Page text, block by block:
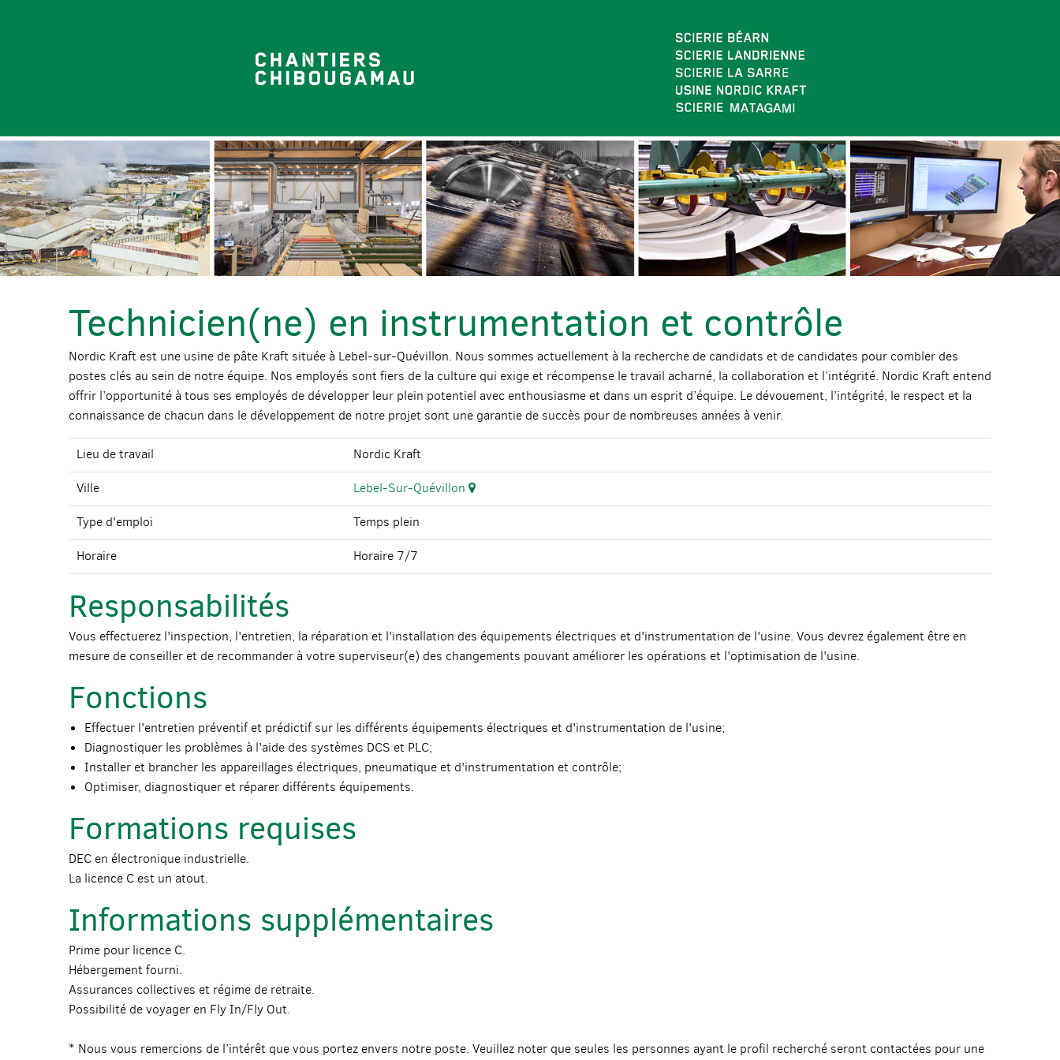
Technicien(ne) en instrumentation et contrôle
Nordic Kraft est une usine de pâte Kraft située à Lebel-sur-Quévillon. Nous sommes actuellement à la recherche de candidats et de candidates pour combler des
postes clés au sein de notre équipe. Nos employés sont fiers de la culture qui exige et récompense le travail acharné, la collaboration et l’intégrité. Nordic Kraft entend
offrir l’opportunité à tous ses employés de développer leur plein potentiel avec enthousiasme et dans un esprit d’équipe. Le dévouement, l’intégrité, le respect et la
connaissance de chacun dans le développement de notre projet sont une garantie de succès pour de nombreuses années à venir.
Lieu de travail Nordic Kraft
Ville Lebel-Sur-Quévillon
Type d'emploi Temps plein
Horaire Horaire 7/7
Responsabilités
Vous effectuerez l'inspection, l'entretien, la réparation et l'installation des équipements électriques et d'instrumentation de l'usine. Vous devrez également être en
mesure de conseiller et de recommander à votre superviseur(e) des changements pouvant améliorer les opérations et l'optimisation de l'usine.
Fonctions
Effectuer l'entretien préventif et prédictif sur les différents équipements électriques et d'instrumentation de l'usine;
Diagnostiquer les problèmes à l'aide des systèmes DCS et PLC;
Installer et brancher les appareillages électriques, pneumatique et d'instrumentation et contrôle;
Optimiser, diagnostiquer et réparer différents équipements.
Formations requises
DEC en électronique industrielle.
La licence C est un atout.
Informations supplémentaires
Prime pour licence C.
Hébergement fourni.
Assurances collectives et régime de retraite.
Possibilité de voyager en Fly In/Fly Out.
* Nous vous remercions de l’intérêt que vous portez envers notre poste. Veuillez noter que seules les personnes ayant le profil recherché seront contactées pour une